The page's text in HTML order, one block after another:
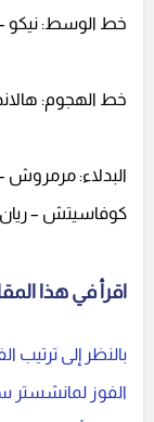
خط الوسط: نيكو –
خط الهجوم:
البدلاء: مرمروش –
كوفاسيتش –
اقرأ في هذا
بالنظر إلى ترتيب
الفوز لمانشستر